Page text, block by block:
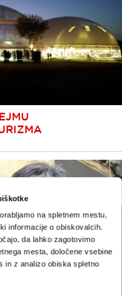
na spletnem mestu,
informacije o obiskovalcih.
da lahko zagotovimo
mesta, določene vsebine
in z analizo obiska spletno